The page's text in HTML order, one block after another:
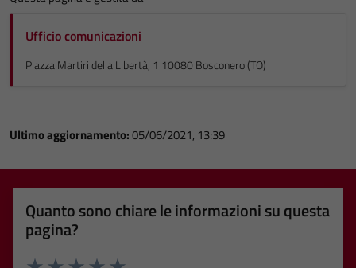
Ufficio comunicazioni
Piazza Martiri della Libertà, 1 10080 Bosconero (TO)
Ultimo aggiornamento:05/06/2021, 13:39
Quanto sono chiare le informazioni su questa
pagina?